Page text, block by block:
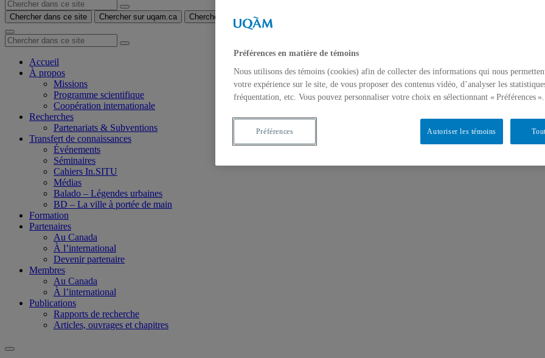
Chercher dans ce site Chercher sur uqam.ca Chercher sur le web
Accueil
À propos
Missions
Programme scientifique
Coopération internationale
Recherches
Partenariats & Subventions
Transfert de connaissances
Événements
Séminaires
Cahiers In.SITU
Médias
Balado – Légendes urbaines
BD – La ville à portée de main
Formation
Partenaires
Au Canada
À l’international
Devenir partenaire
Membres
Au Canada
À l’international
Publications
Rapports de recherche
Articles, ouvrages et chapitres
Préférences en matière de témoins
Nous utilisons des témoins (cookies) afin de collecter des informations qui nous
votre expérience sur le site, de vous proposer des contenus vidéo, d’analyser les
fréquentation, etc. Vous pouvez personnaliser votre choix en sélectionnant « Préférences ».
Autoriser les témoins
Préférences